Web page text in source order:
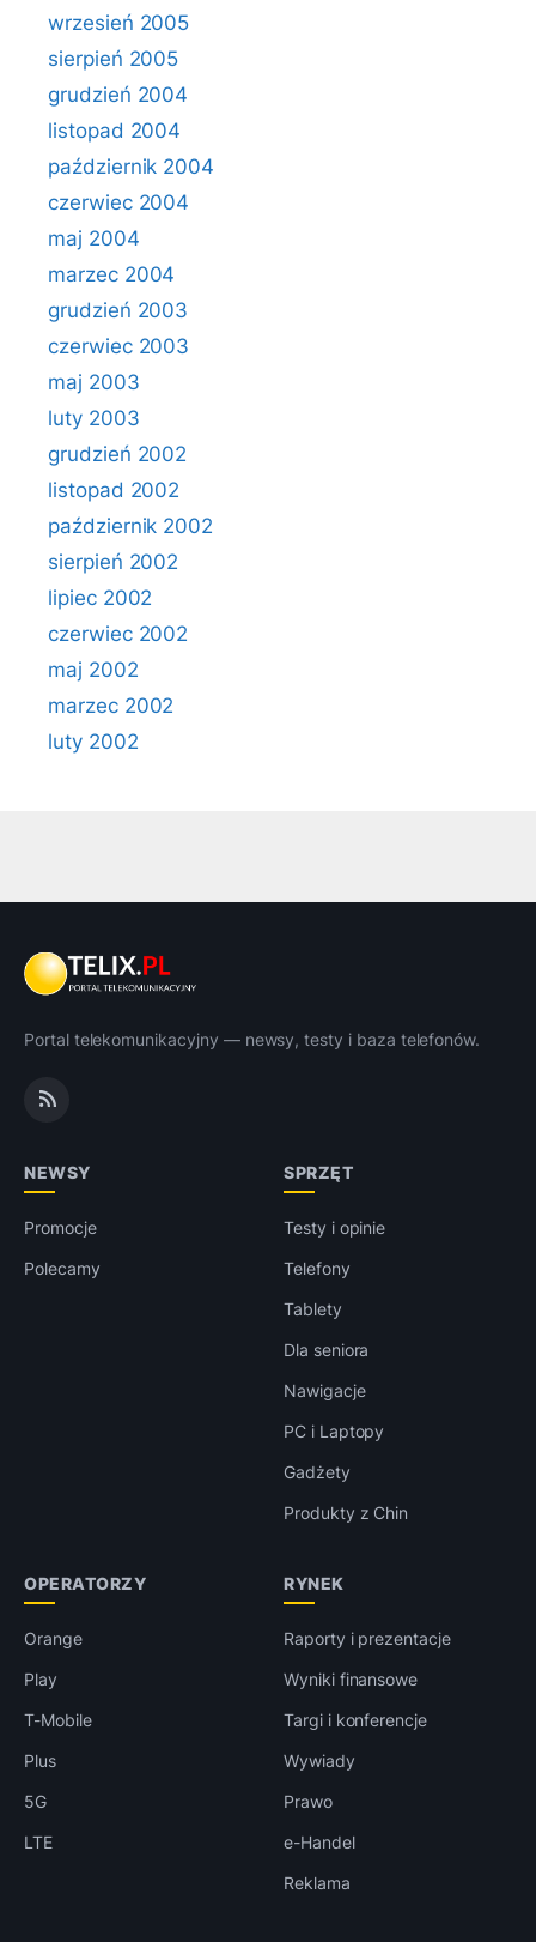
wrzesień 2005
sierpień 2005
grudzień 2004
listopad 2004
październik 2004
czerwiec 2004
maj 2004
marzec 2004
grudzień 2003
czerwiec 2003
maj 2003
luty 2003
grudzień 2002
listopad 2002
październik 2002
sierpień 2002
lipiec 2002
czerwiec 2002
maj 2002
marzec 2002
luty 2002
Portal telekomunikacyjny — newsy, testy i baza telefonów.
NEWSY
Promocje
Polecamy
SPRZĘT
Testy i opinie
Telefony
Tablety
Dla seniora
Nawigacje
PC i Laptopy
Gadżety
Produkty z Chin
OPERATORZY
Orange
Play
T-Mobile
Plus
5G
LTE
RYNEK
Raporty i prezentacje
Wyniki finansowe
Targi i konferencje
Wywiady
Prawo
e-Handel
Reklama